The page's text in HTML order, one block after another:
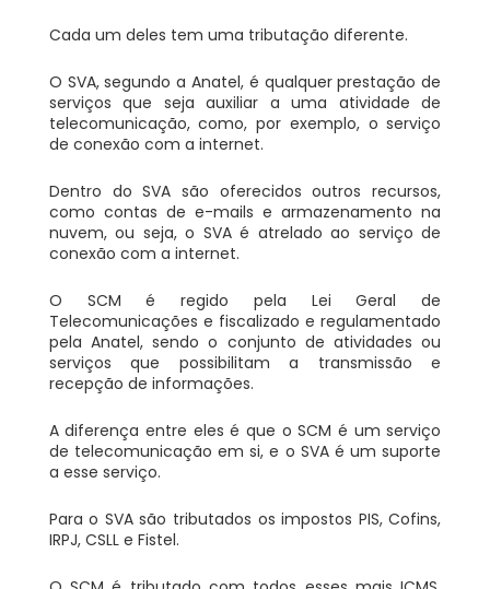
Cada um deles tem uma tributação diferente.
O SVA, segundo a Anatel, é qualquer prestação de
serviços que seja auxiliar a uma atividade de
telecomunicação, como, por exemplo, o serviço
de conexão com a internet.
Dentro do SVA são oferecidos outros recursos,
como contas de e-mails e armazenamento na
nuvem, ou seja, o SVA é atrelado ao serviço de
conexão com a internet.
O SCM é regido pela Lei Geral de
Telecomunicações e fiscalizado e regulamentado
pela Anatel, sendo o conjunto de atividades ou
serviços que possibilitam a transmissão e
recepção de informações.
A diferença entre eles é que o SCM é um serviço
de telecomunicação em si, e o SVA é um suporte
a esse serviço.
Para o SVA são tributados os impostos PIS, Cofins,
IRPJ, CSLL e Fistel.